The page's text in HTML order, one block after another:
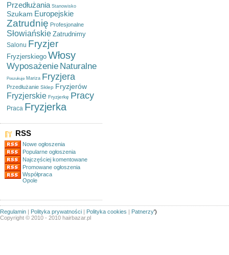
Przedłużania Stanowisko
Szukam Europejskie
Zatrudnię Profesjonalne
Słowiańskie Zatrudnimy
Salonu Fryzjer
Fryzjerskiego Włosy
Wyposażenie Naturalne
Poszukuje Mariza Fryzjera
Przedłużanie Sklep Fryzjerów
Fryzjerskie Fryzjerkę Pracy
Praca Fryzjerka
RSS
Nowe ogłoszenia
Popularne ogłoszenia
Najczęściej komentowane
Promowane ogłoszenia
Współpraca
Opole
Regulamin | Polityka prywatności | Polityka cookies | Patnerzy
Copyright © 2010 - 2010 hairbazar.pl
')